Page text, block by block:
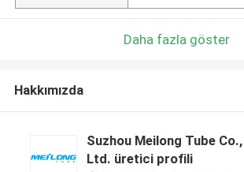
Daha fazla göster
Hakkımızda
Suzhou Meilong Tube Co.,
Ltd. üretici profili